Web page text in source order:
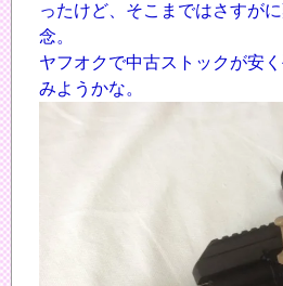
ったけど、そこまではさすが
念。
ヤフオクで中古ストックが安
みようかな。